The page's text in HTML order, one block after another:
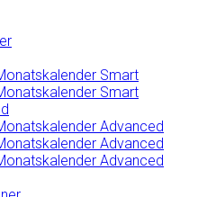
Smart
Smart
Advanced
Advanced
Advanced